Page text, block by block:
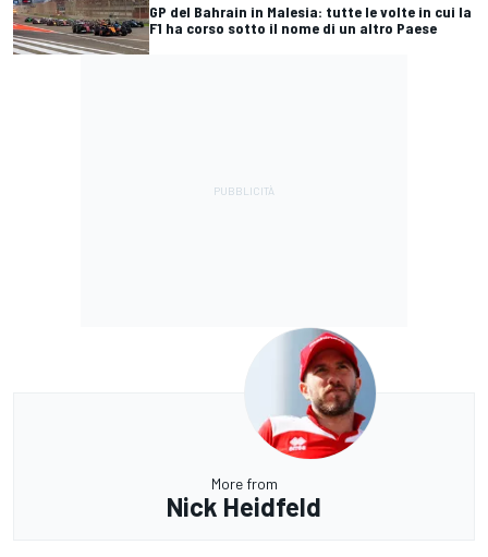
GP del Bahrain in Malesia: tutte le volte in cui la
F1 ha corso sotto il nome di un altro Paese
More from
Nick Heidfeld